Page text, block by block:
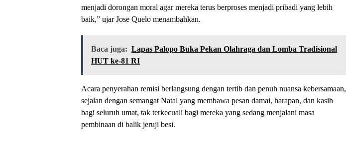
menjadi dorongan moral agar mereka terus berproses menjadi pribadi yang lebih
baik,” ujar Jose Quelo menambahkan.
Baca juga: Lapas Palopo Buka Pekan Olahraga dan Lomba Tradisional
HUT ke-81 RI
Acara penyerahan remisi berlangsung dengan tertib dan penuh nuansa kebersamaan,
sejalan dengan semangat Natal yang membawa pesan damai, harapan, dan kasih
bagi seluruh umat, tak terkecuali bagi mereka yang sedang menjalani masa
pembinaan di balik jeruji besi.